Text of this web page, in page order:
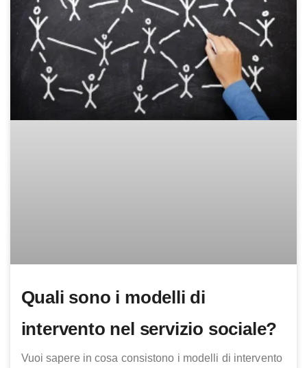
Quali sono i modelli di
intervento nel servizio sociale?
Vuoi sapere in cosa consistono i modelli di intervento